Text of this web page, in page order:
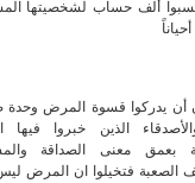
ألف حساب لشخصيتها
أن يدركوا قسوة المرض وحدة
الذين خبروا فيها
بعمق معنى الصداقة
الصعبة فتخيلوا ان المرض